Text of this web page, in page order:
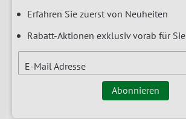
Erfahren Sie zuerst von Neuheiten
Rabatt-Aktionen exklusiv vorab für Sie
E-Mail Adresse
Abonnieren